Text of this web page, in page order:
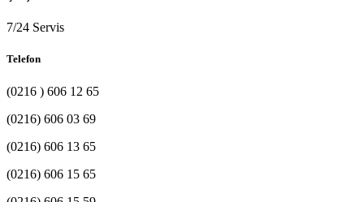
7/24 Servis
Telefon
(0216 ) 606 12 65
(0216) 606 03 69
(0216) 606 13 65
(0216) 606 15 65